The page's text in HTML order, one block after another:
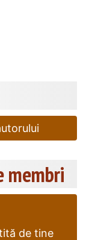
membri
de tine